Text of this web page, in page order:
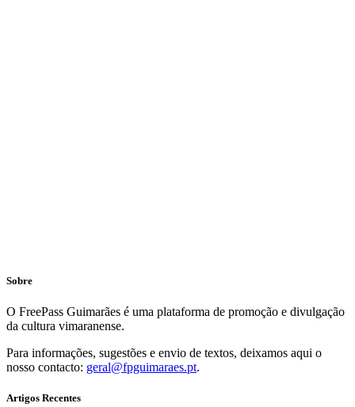
Sobre
O FreePass Guimarães é uma plataforma de promoção e divulgação
da cultura vimaranense.
Para informações, sugestões e envio de textos, deixamos aqui o
nosso contacto: geral@fpguimaraes.pt.
Artigos Recentes